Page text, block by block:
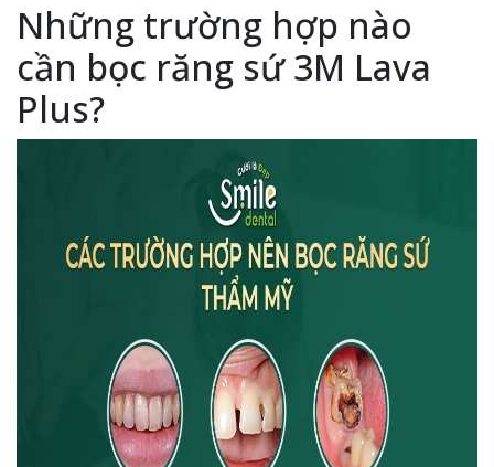
Những trường hợp nào
cần bọc răng sứ 3M Lava
Plus?